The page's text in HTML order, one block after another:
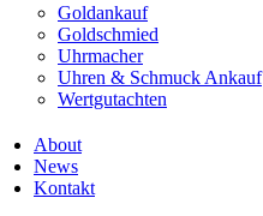
Goldankauf
Goldschmied
Uhrmacher
Uhren & Schmuck Ankauf
Wertgutachten
About
News
Kontakt